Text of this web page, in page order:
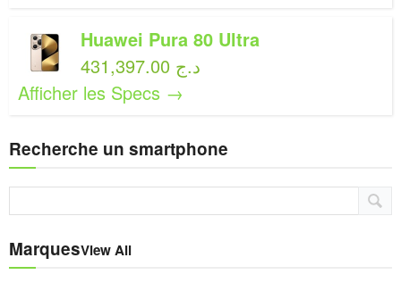
Huawei Pura 80 Ultra
431,397.00 د.ج
Afficher les Specs →
Recherche un smartphone
MarquesView All